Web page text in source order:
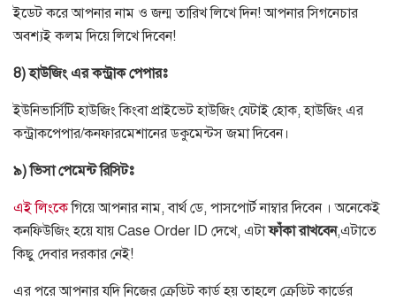
ইডেট করে আপনার নাম ও জন্ম তারিখ লিখে দিন!আপনার সিগনেচার
অবশ্যই কলম দিয়ে লিখে দিবেন!
8)হাউজিং এর কন্ট্রাক পেপারঃ
ইউনিভার্সিটি হাউজিং কিংবা প্রাইভেট হাউজিং যেটাই হোক,হাউজিং এর
কন্ট্রাকপেপার/কনফারমেশানের ডকুমেন্টস জমা দিবেন।
৯)ভিসা পেমেন্ট রিসিটঃ
এই লিংকেগিয়ে আপনার নাম,বার্থ ডে, পাসপোর্ট নাম্বার দিবেন । অনেকেই
কনফিউজিং হয়ে যায়Case Order ID দেখে, এটা ফাঁকা রাখবেন,এটাতে
কিছু দেবার দরকার নেই!
এর পরে আপনার যদি নিজের ক্রেডিট কার্ড হয় তাহলে ক্রেডিট কার্ডের